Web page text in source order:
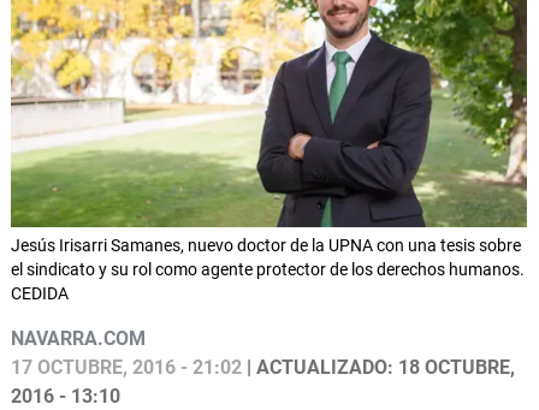
Jesús Irisarri Samanes, nuevo doctor de la UPNA con una tesis sobre
el sindicato y su rol como agente protector de los derechos humanos.
CEDIDA
NAVARRA.COM
17 OCTUBRE, 2016 - 21:02 | ACTUALIZADO: 18 OCTUBRE,
2016 - 13:10